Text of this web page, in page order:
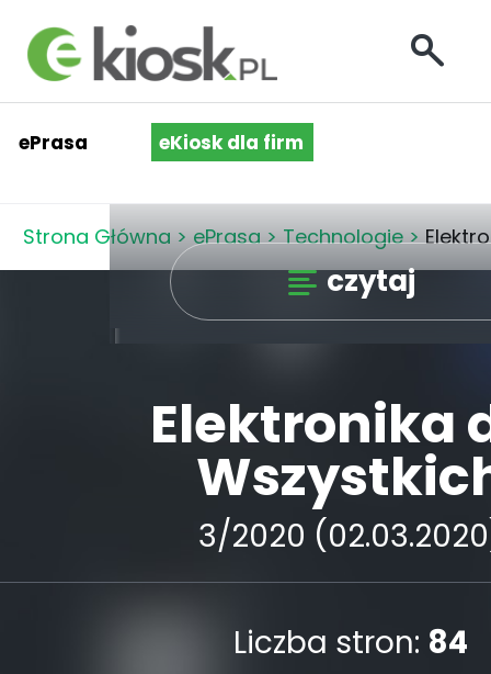
ePrasa eKiosk dla firm
Strona Główna > ePrasa > Technologie >
czytaj
Elektronika
3/2020
Liczba stron: 84